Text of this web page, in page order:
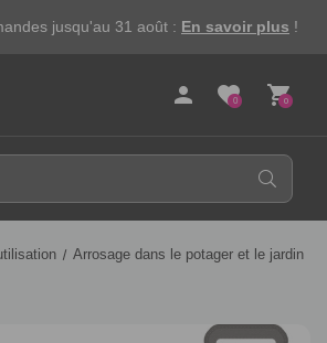
jusqu'au 31 août : En savoir plus !
person 0
favorite 0
shopping_cart
Arrosage dans le potager et le jardin